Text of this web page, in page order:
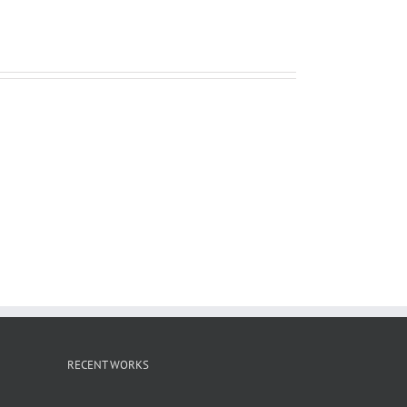
RECENT WORKS